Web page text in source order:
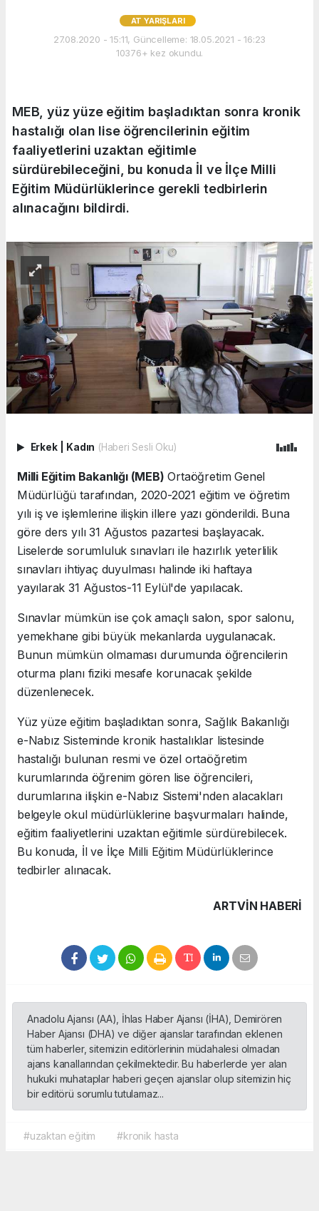
AT YARIŞLARI
27.08.2020 - 15:11, Güncelleme: 18.05.2021 - 16:23
10376+ kez okundu.
MEB, yüz yüze eğitim başladıktan sonra kronik
hastalığı olan lise öğrencilerinin eğitim
faaliyetlerini uzaktan eğitimle
sürdürebileceğini, bu konuda İl ve İlçe Milli
Eğitim Müdürlüklerince gerekli tedbirlerin
alınacağını bildirdi.
Erkek Kadın (Haberi Sesli Oku)
Milli Eğitim Bakanlığı (MEB) Ortaöğretim Genel
Müdürlüğü tarafından, 2020-2021 eğitim ve öğretim
yılı iş ve işlemlerine ilişkin illere yazı gönderildi. Buna
göre ders yılı 31 Ağustos pazartesi başlayacak.
Liselerde sorumluluk sınavları ile hazırlık yeterlilik
sınavları ihtiyaç duyulması halinde iki haftaya
yayılarak 31 Ağustos-11 Eylül'de yapılacak.
Sınavlar mümkün ise çok amaçlı salon, spor salonu,
yemekhane gibi büyük mekanlarda uygulanacak.
Bunun mümkün olmaması durumunda öğrencilerin
oturma planı fiziki mesafe korunacak şekilde
düzenlenecek.
Yüz yüze eğitim başladıktan sonra, Sağlık Bakanlığı
e-Nabız Sisteminde kronik hastalıklar listesinde
hastalığı bulunan resmi ve özel ortaöğretim
kurumlarında öğrenim gören lise öğrencileri,
durumlarına ilişkin e-Nabız Sistemi'nden alacakları
belgeyle okul müdürlüklerine başvurmaları halinde,
eğitim faaliyetlerini uzaktan eğitimle sürdürebilecek.
Bu konuda, İl ve İlçe Milli Eğitim Müdürlüklerince
tedbirler alınacak.
ARTVIN HABERİ
Anadolu Ajansı (AA), İhlas Haber Ajansı (İHA), Demirören
Haber Ajansı (DHA) ve diğer ajanslar tarafından eklenen
tüm haberler, sitemizin editörlerinin müdahalesi olmadan
ajans kanallarından çekilmektedir. Bu haberlerde yer alan
hukuki muhataplar haberi geçen ajanslar olup sitemizin hiç
bir editörü sorumlu tutulamaz...
#uzaktan eğitim #kronik hasta